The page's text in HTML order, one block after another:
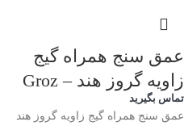
عمق سنج همراه گیج
زاویه گروز هند – Groz
تماس بگیرید
عمق سنج همراه گیج زاویه گروز هند